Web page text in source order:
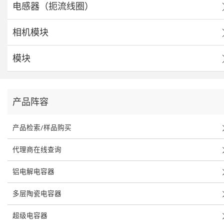
电感器（扼流线圈）
相机模块
模块
产品阵容
产品检索/样品购买
代理商在线查询
铝电解电容器
多层陶瓷电容器
超级电容器